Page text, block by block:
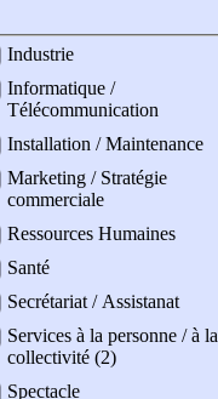
Industrie
Informatique /
Télécommunication
Installation / Maintenance
Marketing / Stratégie
commerciale
Ressources Humaines
Santé
Secrétariat / Assistanat
Services à la personne / à la
collectivité (2)
Spectacle